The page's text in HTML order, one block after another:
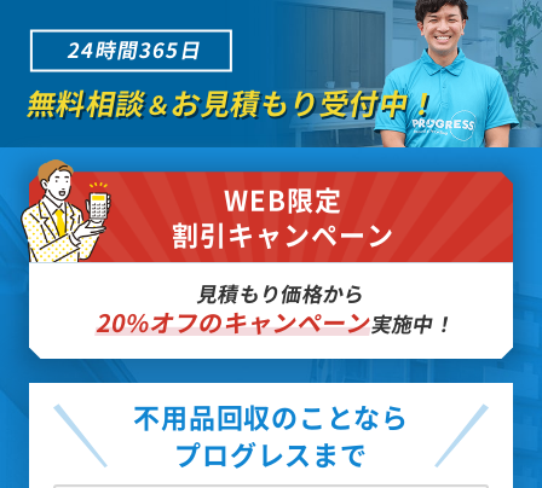
24時間365日
無料相談＆お見積もり受付中！
WEB限定
割引キャンペーン
見積もり価格から
20%オフのキャンペーン実施中！
不用品回収のことなら
プログレスまで